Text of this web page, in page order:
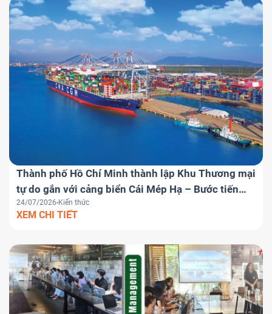
Thành phố Hồ Chí Minh thành lập Khu Thương mại
tự do gắn với cảng biển Cái Mép Hạ – Bước tiến
chiến lược đưa Việt Nam trở thành trung tâm
logistics khu vực
24/07/2026 Kiến thức
XEM CHI TIẾT